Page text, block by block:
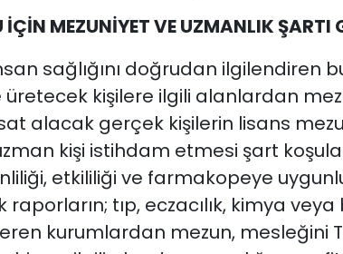
MEZUNİYET VE UZMANLIK ŞARTI
sağlığını doğrudan ilgilendiren
kişilere ilgili alanlardan
alacak gerçek kişilerin lisans
kişi istihdam etmesi şart
etkililiği ve farmakopeye
tıp, eczacılık, kimya veya
kurumlardan mezun, mesleğini